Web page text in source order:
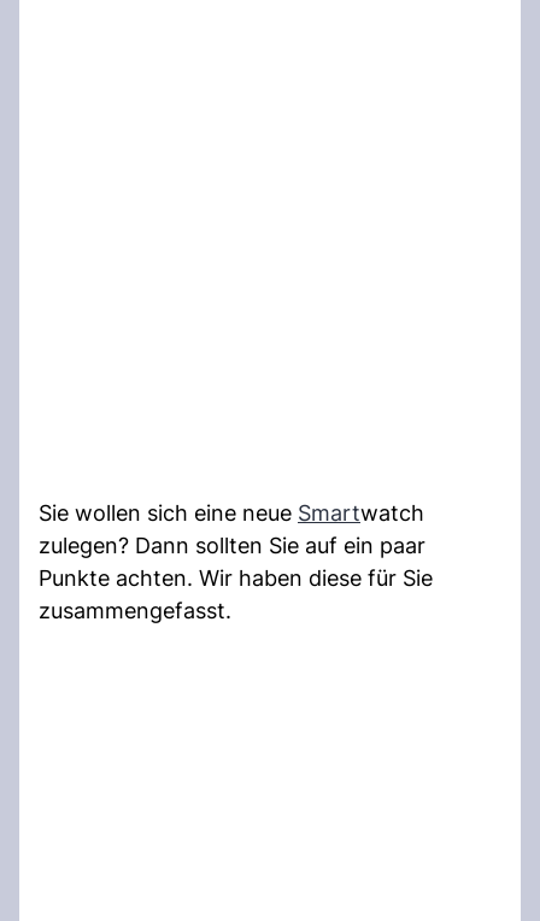
Sie wollen sich eine neue Smartwatch
zulegen? Dann sollten Sie auf ein paar
Punkte achten. Wir haben diese für Sie
zusammengefasst.